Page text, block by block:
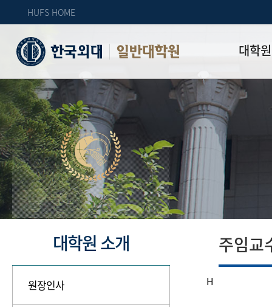
HUFS HOME
일반대학원 대학
원장인사
연혁
주임교수 연
자체 평가
대학원 소개
원장인사 H
주임교